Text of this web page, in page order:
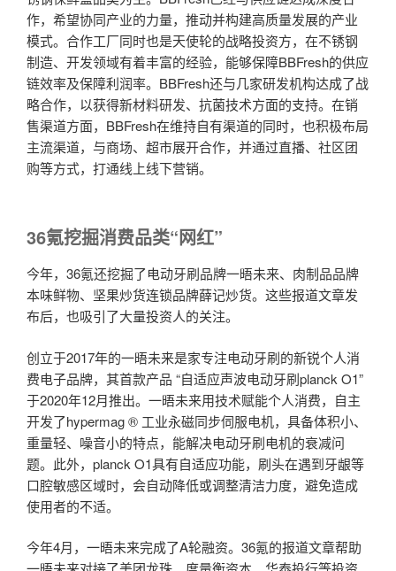
作，希望协同产业的力量，推动并构建高质量发展的产业
模式。合作工厂同时也是天使轮的战略投资方，在不锈钢
制造、开发领域有着丰富的经验，能够保障BBFresh的供应
链效率及保障利润率。BBFresh还与几家研发机构达成了战
略合作，以获得新材料研发、抗菌技术方面的支持。在销
售渠道方面，BBFresh在维持自有渠道的同时，也积极布局
主流渠道，与商场、超市展开合作，并通过直播、社区团
购等方式，打通线上线下营销。
36氪挖掘消费品类“网红”
今年，36氪还挖掘了电动牙刷品牌一晤未来、肉制品品牌
本味鲜物、坚果炒货连锁品牌薛记炒货。这些报道文章发
布后，也吸引了大量投资人的关注。
创立于2017年的一晤未来是家专注电动牙刷的新锐个人消
费电子品牌，其首款产品 “自适应声波电动牙刷planck O1”
于2020年12月推出。一晤未来用技术赋能个人消费，自主
开发了hypermag ® 工业永磁同步伺服电机，具备体积小、
重量轻、噪音小的特点，能解决电动牙刷电机的衰减问
题。此外，planck O1具有自适应功能，刷头在遇到牙龈等
口腔敏感区域时，会自动降低或调整清洁力度，避免造成
使用者的不适。
今年4月，一晤未来完成了A轮融资。36氪的报道文章帮助